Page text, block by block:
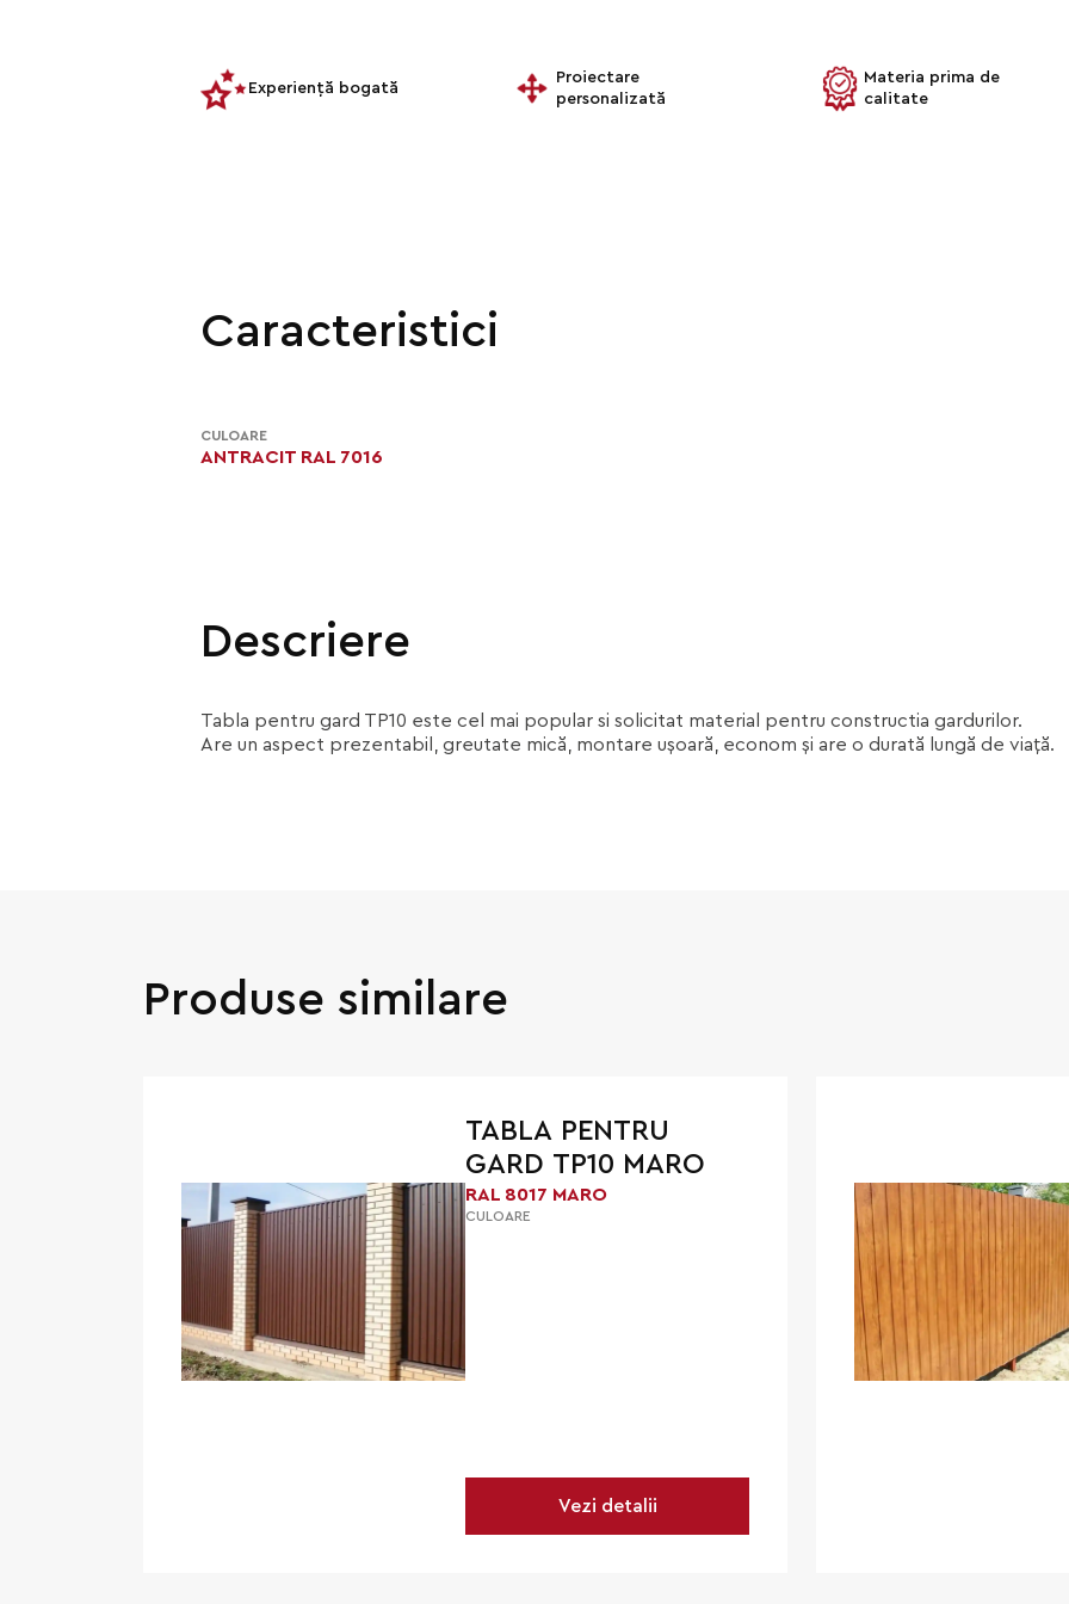
Experiență bogată
Proiectare
personalizată
Materia prima de
calitate
Caracteristici
CULOARE
ANTRACIT RAL 7016
Descriere
Tabla pentru gard TP10 este cel mai popular si solicitat material pentru constructia gardurilor.
Are un aspect prezentabil, greutate mică, montare ușoară, econom și are o durată lungă de viață.
Produse similare
TABLA PENTRU
GARD TP10 MARO
RAL 8017 MARO
CULOARE
Vezi detalii